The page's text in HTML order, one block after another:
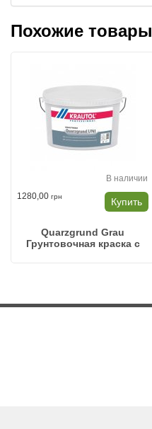
Похожие товары
В наличии
1280,00 грн Купить
Quarzgrund Grau
Грунтовочная краска с